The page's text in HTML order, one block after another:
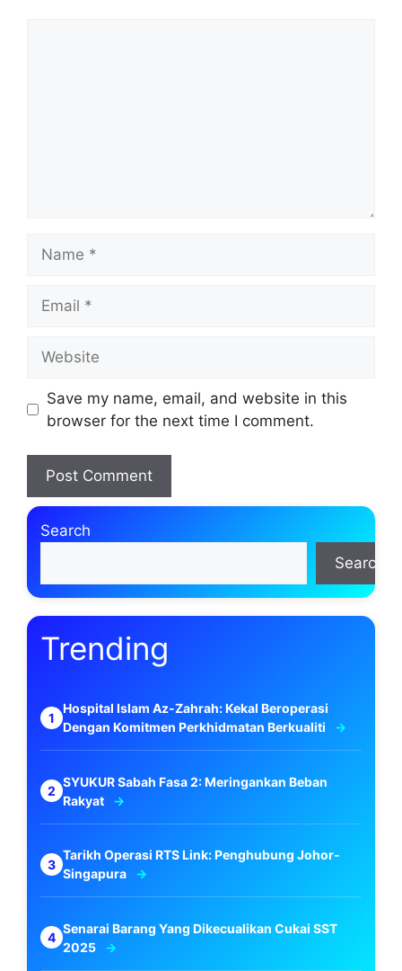
Save my name, email, and website in this
browser for the next time I comment.
Search
Search
Trending
Hospital Islam Az-Zahrah: Kekal Beroperasi
Dengan Komitmen Perkhidmatan Berkualiti
SYUKUR Sabah Fasa 2: Meringankan Beban
Rakyat
Tarikh Operasi RTS Link: Penghubung Johor-
Singapura
Senarai Barang Yang Dikecualikan Cukai SST
2025